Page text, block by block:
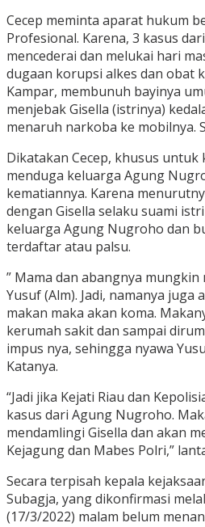
Cecep meminta aparat hukum
Profesional. Karena, 3 kasus
mencederai dan melukai hari
dugaan korupsi alkes dan obat
Kampar, membunuh bayinya
menjebak Gisella (istrinya)
menaruh narkoba ke mobilnya.
Dikatakan Cecep, khusus untuk
menduga keluarga Agung
kematiannya. Karena
dengan Gisella selaku suami
keluarga Agung Nugroho dan
terdaftar atau palsu.
” Mama dan abangnya
Yusuf (Alm). Jadi, namanya juga
makan maka akan koma.
kerumah sakit dan sampai
impus nya, sehingga nyawa
Katanya.
“Jadi jika Kejati Riau dan
kasus dari Agung Nugroho.
mendamlingi Gisella dan akan
Kejagung dan Mabes Polri,”
Secara terpisah kepala
Subagja, yang dikonfirmasi
(17/3/2022) malam belum